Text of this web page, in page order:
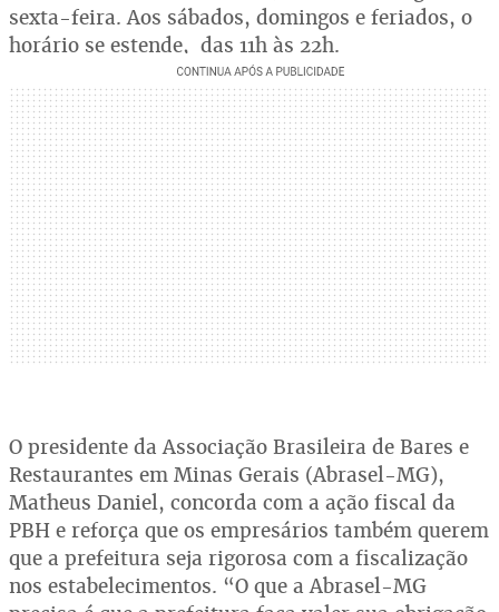
sexta-feira. Aos sábados, domingos e feriados, o
horário se estende, das 11h às 22h.
O presidente da Associação Brasileira de Bares e
Restaurantes em Minas Gerais (Abrasel-MG),
Matheus Daniel, concorda com a ação fiscal da
PBH e reforça que os empresários também querem
que a prefeitura seja rigorosa com a fiscalização
nos estabelecimentos. “O que a Abrasel-MG